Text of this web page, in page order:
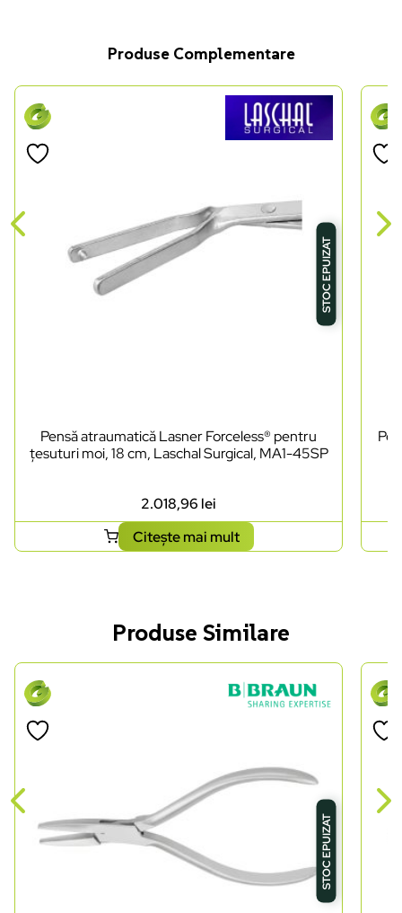
Produse Complementare
STOC EPUIZAT
Pensă atraumatică Lasner Forceless® pentru
țesuturi moi, 18 cm, Laschal Surgical, MA1-45SP
2.018,96 lei
Citește mai mult
Produse Similare
STOC EPUIZAT